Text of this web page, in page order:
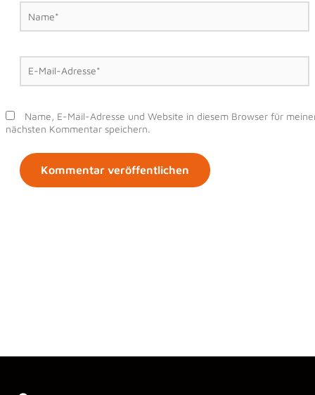
Name*
E-
Mail-
Adresse*
Name, E-Mail-Adresse und Website in diesem Browser für
nächsten Kommentar speichern.